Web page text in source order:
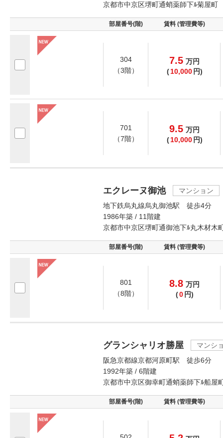
京都市中京区堺町通蛸薬師下ﾙ菊屋町
部屋番号(階) 賃料 (管理費等)
304
（3階）
7.5 万円
( 10,000 円)
701
（7階）
9.5 万円
( 10,000 円)
エクレーヌ御池
マンション
地下鉄烏丸線烏丸御池駅 徒歩4分
1986年築 / 11階建
京都市中京区堺町通御池下ﾙ丸木材木
部屋番号(階) 賃料 (管理費等)
801
（8階）
8.8 万円
(0 円)
グランシャリオ勝屋
マンシ
阪急京都線京都河原町駅 徒歩6分
1992年築 / 6階建
京都市中京区御幸町通蛸薬師下ﾙ船屋
部屋番号(階) 賃料 (管理費等)